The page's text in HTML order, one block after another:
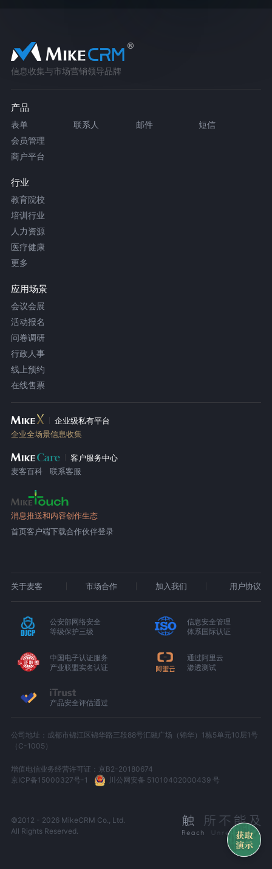
信息收集与市场营销领导品牌
产品
表单 联系人 邮件
短信
会员管理
商户平台
行业
教育院校
培训行业
人力资源
医疗健康
更多
应用场景
会议会展
活动报名
问卷调研
行政人事
线上预约
在线售票
企业级私有平台
企业全场景信息收集
客户服务中心
麦客百科
联系客服
消息推送和内容创作生态
首页客户端下载合作伙伴登录
关于麦客 市场合作 加入我们 用户协议
公安部网络安全
等级保护三级
信息安全管理
体系国际认证
中国电子认证服务
产业联盟实名认证
通过阿里云
渗透测试
产品安全评估通过
公司地址：成都市锦江区锦华路三段88号汇融广场（锦华）1栋5单元10层1号
（C-1005）
增值电信业务经营许可证：京B2-20180674
京ICP备15000327号-1
川公网安备 51010402000439 号
©2012 - 2026 MikeCRM Co., Ltd.
All Rights Reserved.